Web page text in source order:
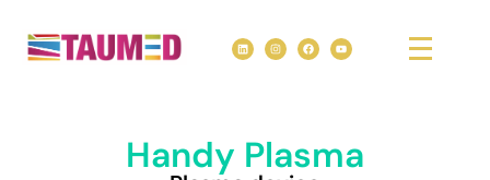
Handy Plasma